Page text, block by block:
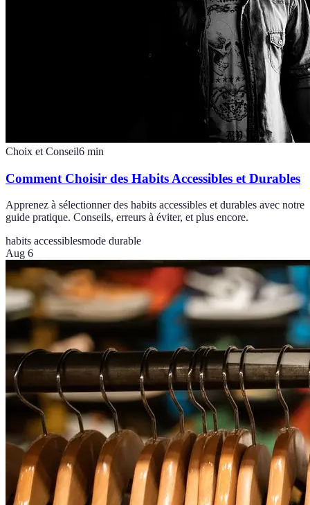
Choix et Conseil6 min
Comment Choisir des Habits Accessibles et Durables
Apprenez à sélectionner des habits accessibles et durables avec notre
guide pratique. Conseils, erreurs à éviter, et plus encore.
habits accessiblesmode durable
Aug 6